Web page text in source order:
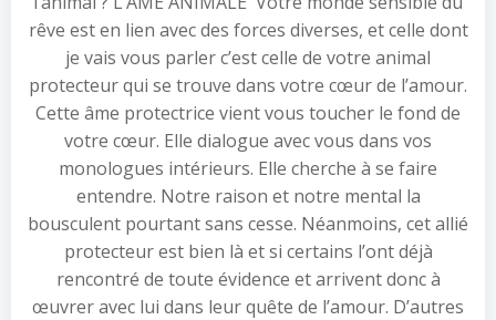
rêve est en lien avec des forces diverses, et celle dont
je vais vous parler c’est celle de votre animal
protecteur qui se trouve dans votre cœur de l’amour.
Cette âme protectrice vient vous toucher le fond de
votre cœur. Elle dialogue avec vous dans vos
monologues intérieurs. Elle cherche à se faire
entendre. Notre raison et notre mental la
bousculent pourtant sans cesse. Néanmoins, cet allié
protecteur est bien là et si certains l’ont déjà
rencontré de toute évidence et arrivent donc à
œuvrer avec lui dans leur quête de l’amour. D’autres